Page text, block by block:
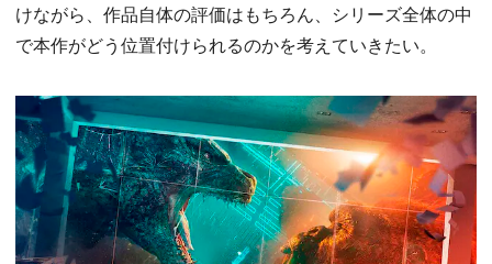
けながら、作品自体の評価はもちろん、シリーズ全体の中
で本作がどう位置付けられるのかを考えていきたい。